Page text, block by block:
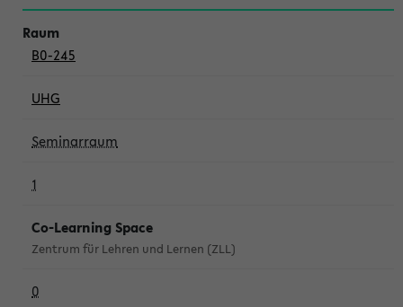
B0-245
UHG
Seminarraum
1
Co-Learning Space
Zentrum für Lehren und Lernen (ZLL)
0